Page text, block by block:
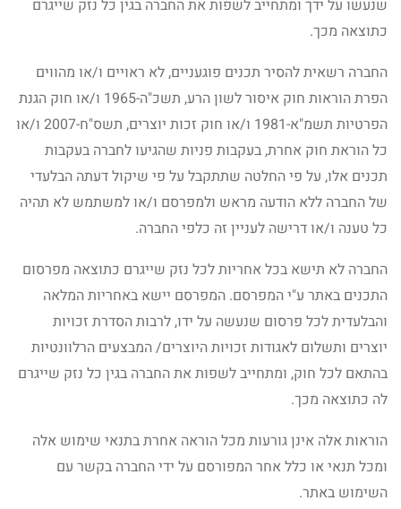
שנעשו על ידך ומתחייב לשפות את החברה בגין כל נזק שייגרם
כתוצאה מכך.
החברה רשאית להסיר תכנים פוגעניים, לא ראויים ו/או מהווים
הפרת הוראות חוק איסור לשון הרע, תשכ"ה-1965 ו/או חוק הגנת
הפרטיות תשמ"א-1981 ו/או חוק זכות יוצרים, תשס"ח-2007 ו/או
כל הוראת חוק אחרת, בעקבות פניות שהגיעו לחברה בעקבות
תכנים אלו, על פי החלטה שתתקבל על פי שיקול דעתה הבלעדי
של החברה ללא הודעה מראש ולמפרסם ו/או למשתמש לא תהיה
כל טענה ו/או דרישה לעניין זה כלפי החברה.
החברה לא תישא בכל אחריות לכל נזק שייגרם כתוצאה מפרסום
התכנים באתר ע"י המפרסם. המפרסם יישא באחריות המלאה
והבלעדית לכל פרסום שנעשה על ידו, לרבות הסדרת זכויות
יוצרים ותשלום לאגודות זכויות היוצרים/ המבצעים הרלוונטיות
בהתאם לכל חוק, ומתחייב לשפות את החברה בגין כל נזק שייגרם
לה כתוצאה מכך.
הוראות אלה אינן גורעות מכל הוראה אחרת בתנאי שימוש אלה
ומכל תנאי או כלל אחר המפורסם על ידי החברה בקשר עם
השימוש באתר.